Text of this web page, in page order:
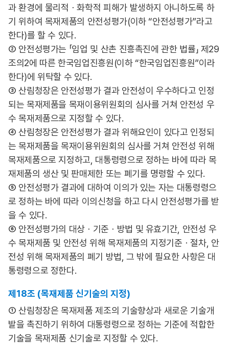
과 환경에 물리적ㆍ화학적 피해가 발생하지 아니하도록 하
기 위하여 목재제품의 안전성평가(이하 “안전성평가”라고
한다)를 할 수 있다.
② 안전성평가는 「임업 및 산촌 진흥촉진에 관한 법률」 제29
조의2에 따른 한국임업진흥원(이하 “한국임업진흥원”이라
한다)에 위탁할 수 있다.
③ 산림청장은 안전성평가 결과 안전성이 우수하다고 인정
되는 목재제품을 목재이용위원회의 심사를 거쳐 안전성 우
수 목재제품으로 지정할 수 있다.
④ 산림청장은 안전성평가 결과 위해요인이 있다고 인정되
는 목재제품을 목재이용위원회의 심사를 거쳐 안전성 위해
목재제품으로 지정하고, 대통령령으로 정하는 바에 따라 목
재제품의 생산 및 판매제한 또는 폐기를 명령할 수 있다.
⑤ 안전성평가 결과에 대하여 이의가 있는 자는 대통령령으
로 정하는 바에 따라 이의신청을 하고 다시 안전성평가를 받
을 수 있다.
⑥ 안전성평가의 대상ㆍ기준ㆍ방법 및 유효기간, 안전성 우
수 목재제품 및 안전성 위해 목재제품의 지정기준ㆍ절차, 안
전성 위해 목재제품의 폐기 방법, 그 밖에 필요한 사항은 대
통령령으로 정한다.
제18조 (목재제품 신기술의 지정)
① 산림청장은 목재제품 제조의 기술향상과 새로운 기술개
발을 촉진하기 위하여 대통령령으로 정하는 기준에 적합한
기술을 목재제품 신기술로 지정할 수 있다.